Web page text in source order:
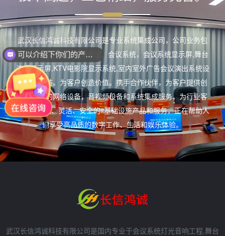
武汉长信鸿诚科技有限公司是专业系统集成公司，公司业务包
含弱电集成，远程视频会议，会议系统，会议系统显示屏,舞台
演出显示屏,KTV电影院显示系统,室内室外广告会议演出系统设
计施工安装。为客户创造价值。携手合作伙伴，为客户提供创
新、安全的网络设备，音视频设备和系统集成服务，为行业客
户提供开放、灵活、安全的it基础设施产品和服务，正在帮助人
们享受高品质的数字工作、生活和娱乐体验。
武汉长信鸿诚科技有限公司是国内专业于会议系统灯光音响工程,舞台
可以介绍下你们的产品么？
现在有优惠活动么？